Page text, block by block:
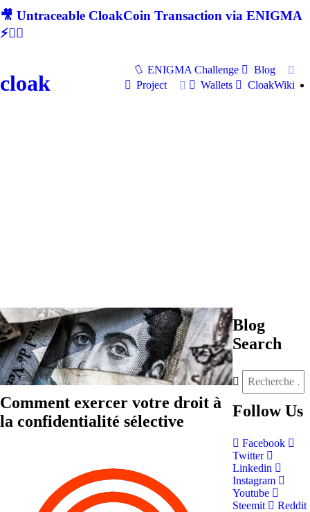
🎥 Untraceable CloakCoin Transaction via ENIGMA
⚡🕵‍♂
cloak
ENIGMA Challenge
Blog
Project
Wallets CloakWiki
Comment exercer votre droit à
la confidentialité sélective
Blog
Search
Follow Us
Facebook
Twitter
Linkedin
Instagram
Youtube
Steemit
Reddit